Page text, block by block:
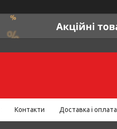
Контакти Доставка і оплата